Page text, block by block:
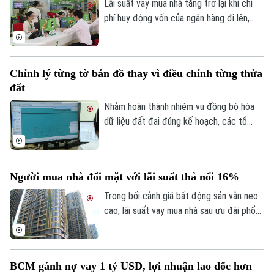
Golf
Sao
Điện ảnh
Thời trang
Âm nhạc
Lãi suất vay mua nhà tăng trở lại khi chi
phí huy động vốn của ngân hàng đi lên,
Chỉnh lý từng tờ bản đồ thay vì điều chỉnh từng thửa
đất
Nhằm hoàn thành nhiệm vụ đồng bộ hóa
dữ liệu đất đai đúng kế hoạch, các tổ
từng tờ bản đồ thay vì chỉnh lý từng thửa
đất như trước đây đã và đang được xem
là giải pháp tối ưu.
Người mua nhà đối mặt với lãi suất thả nổi 16%
Trong bối cảnh giá bất động sản vẫn neo
cao, lãi suất vay mua nhà sau ưu đãi phổ
BCM gánh nợ vay 1 tỷ USD, lợi nhuận lao dốc hơn